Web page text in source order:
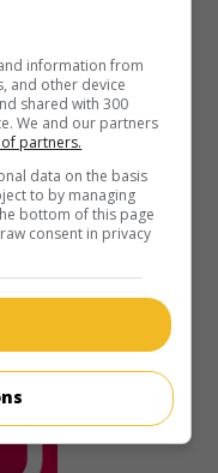
Patty Duke
Donnelly
par une
divorce.
information from
and other device
shared with 300
We and our partners
of partners.
data on the basis
to by managing
bottom of this page
consent in privacy